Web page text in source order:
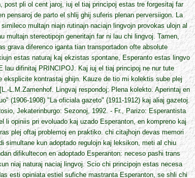
post pli ol cent jaroj, iuj el tiaj principoj estas tre forgesitaj far
pensaroj de parto el shlij ghij suferis plenan perversiigon. La
multajn niajn rutinajn naciajn lingvojn provokas ulojn al
multajn stereotipojn generitajn far ni lau chi lingvoj. Tamen,
grava diferenco iganta tian transportadon ofte absolute
estas naturaj kaj ekzistas spontane, Esperanto estas lingvo
lau difinitaj PRINCIPOJ. Kaj iuj el tiaj principoj ne nur tute
eksplicite kontrastaj ghijn. Kauze de tio mi kolektis sube plej
L.M.Zamenhof. Lingvaj respondoj: Plena kolekto. Aperintaj en
(1906-1908) "La oficiala gazeto" (1911-1912) kaj aliaj gazetoj.
Jekaterinburgo: Sezonoj, 1992. - Fr., Parizo: Esperantista
li opiniis pri evoluado kaj uzado Esperanton, en kompreno kaj
plej oftaj problemoj en praktiko. chi citajhojn devas memori
simultane kun adoptado regulojn kaj leksikon, meti al chiu
difikultecon en adoptado Esperanton: neceso pashi trans
niaj naturaj naciaj lingvoj. Scio chi principojn estas necesa
esti opiniata estiel sufiche mastranta Esperanton, se shli chi